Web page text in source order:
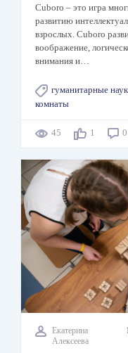
Cuboro – это игра
развитию
взрослых. Cuboro
воображение,
внимания и…
гуманитарные
комнаты
45 1 0
Екатерина
Алексеева